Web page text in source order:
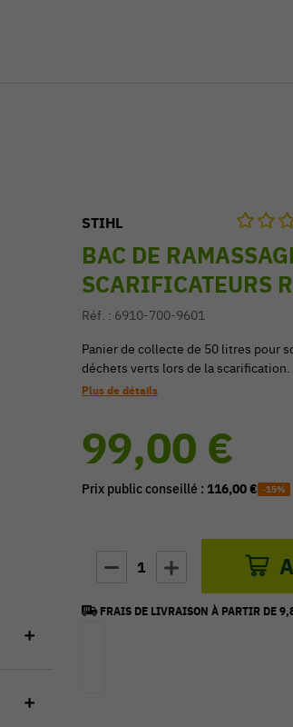
STIHL
BAC DE
SCARIFICATEURS
Réf. : 6910-700-9601
Panier de collecte de 50 litres pour
déchets verts lors de la scarification.
Plus de détails
99,00 €
Prix public conseillé : 116,00 € -15%
1
FRAIS DE LIVRAISON À PARTIR DE